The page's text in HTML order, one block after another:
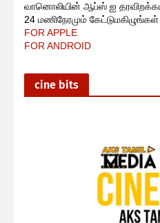
வானொலியின் ஆப்ஸ் ஐ
24 மணிநேரமும் கேட்டுமகிழுங்கள்
FOR APPLE
FOR ANDROID
cine bits